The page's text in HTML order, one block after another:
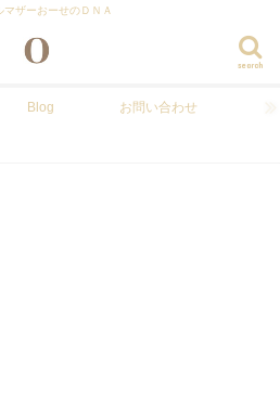
マザーおーせのＤＮＡ
search
Blog お問い合わせ